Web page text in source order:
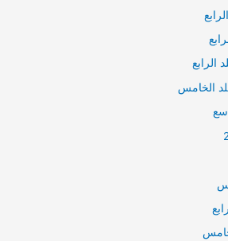
الرابع
الخامس